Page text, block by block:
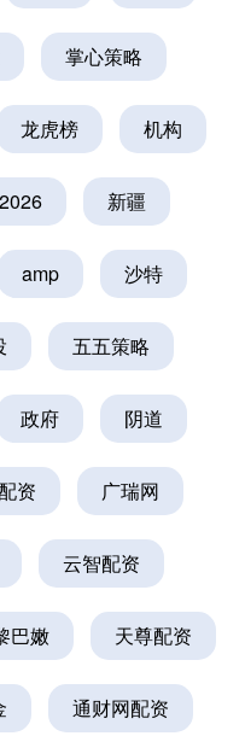
掌心策略
龙虎榜 机构
2026 新疆
amp 沙特
五五策略
政府 阴道
资 广瑞网
云智配资
巴嫩 天尊配资
通财网配资